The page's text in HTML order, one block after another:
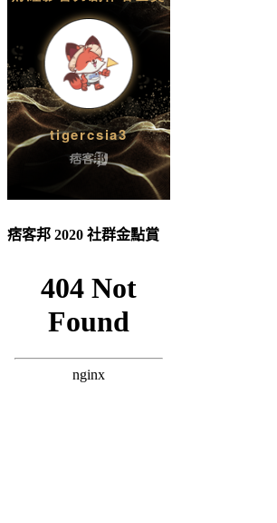
痞客邦 2020 社群金點賞